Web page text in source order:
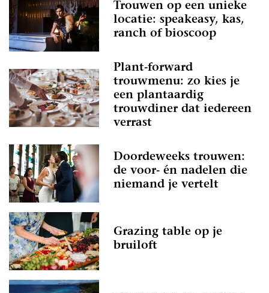
Trouwen op een unieke
locatie: speakeasy, kas,
ranch of bioscoop
Plant-forward
trouwmenu: zo kies je
een plantaardig
trouwdiner dat iedereen
verrast
Doordeweeks trouwen:
de voor- én nadelen die
niemand je vertelt
Grazing table op je
bruiloft